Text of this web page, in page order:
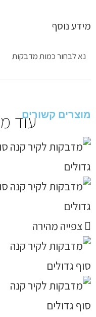
מידע נוסף
נא לבחור כמות מדבקות
עוד
מוצרים קשורים
צפייה מהירה